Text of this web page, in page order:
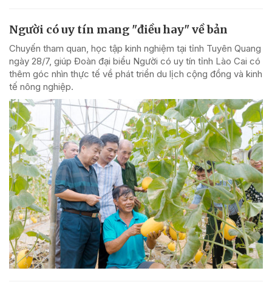
Người có uy tín mang "điều hay" về bản
Chuyến tham quan, học tập kinh nghiệm tại tỉnh Tuyên Quang
ngày 28/7, giúp Đoàn đại biểu Người có uy tín tỉnh Lào Cai có
thêm góc nhìn thực tế về phát triển du lịch cộng đồng và kinh
tế nông nghiệp.